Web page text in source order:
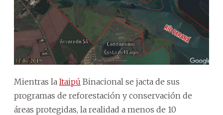
Mientras la Itaipú Binacional se jacta de sus
programas de reforestación y conservación de
áreas protegidas, la realidad a menos de 10